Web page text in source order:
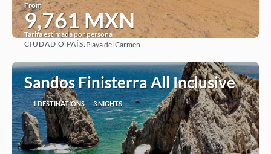
From
9,761 MXN
Tarifa estimada por persona
See
CIUDAD O PAÍS:Playa del Carmen
Sandos Finisterra All Inclusive
1 DESTINATIONS 3 NIGHTS